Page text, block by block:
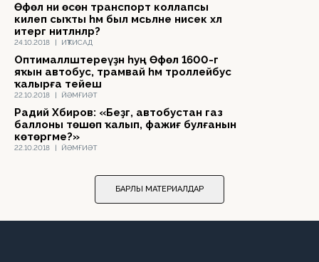
24.10.2018 | ИҠТИСАД
Өфөлә ни өсөн транспорт коллапсы
килеп сыҡты һәм был мәсьәләне нисек хәл
итергә ниәтләнәләр?
22.10.2018 | ЙӘМҒИӘТ
Оптималләштереүҙән һуң Өфөлә 1600-гә
яҡын автобус, трамвай һәм троллейбус
ҡалырға тейеш
22.10.2018 | ЙӘМҒИӘТ
Радий Хәбиров: «Беҙгә, автобустан газ
баллоны төшөп ҡалып, фажиғә булғанын
көтөргәме?»
БАРЛЫҠ МАТЕРИАЛДАР